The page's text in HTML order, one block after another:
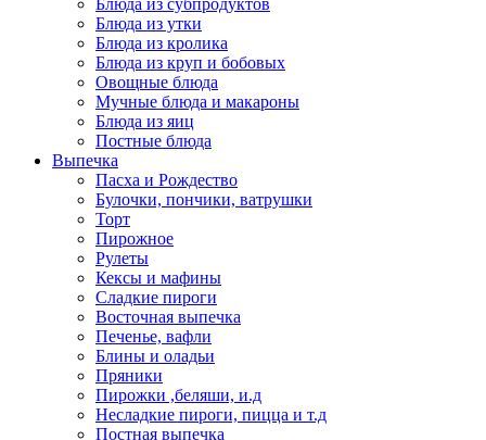
Блюда из субпродуктов
Блюда из утки
Блюда из кролика
Блюда из круп и бобовых
Овощные блюда
Мучные блюда и макароны
Блюда из яиц
Постные блюда
Выпечка
Пасха и Рождество
Булочки, пончики, ватрушки
Торт
Пирожное
Рулеты
Кексы и мафины
Сладкие пироги
Восточная выпечка
Печенье, вафли
Блины и оладьи
Пряники
Пирожки ,беляши, и.д
Несладкие пироги, пицца и т.д
Постная выпечка